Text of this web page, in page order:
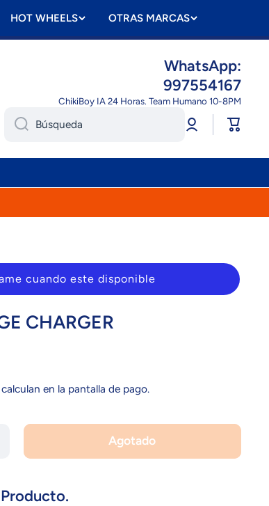
HOT WHEELS OTRAS MARCAS
WhatsApp:
997554167
ChikiBoy IA 24 Horas. Team Humano 10-8PM
Búsqueda
Iniciar
sesión
Carrito
cuando este disponible
CHARGER
en la pantalla de pago.
Agotado